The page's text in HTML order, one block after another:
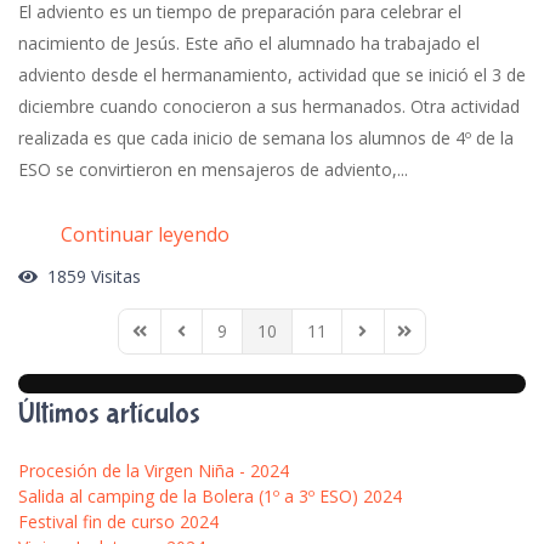
El adviento es un tiempo de preparación para celebrar el
nacimiento de Jesús. Este año el alumnado ha trabajado el
adviento desde el hermanamiento, actividad que se inició el 3 de
diciembre cuando conocieron a sus hermanados. Otra actividad
realizada es que cada inicio de semana los alumnos de 4º de la
ESO se convirtieron en mensajeros de adviento,...
Continuar leyendo
1859 Visitas
First PagePrevious Page
9 10 11 Next PageLast Page
Últimos artículos
Procesión de la Virgen Niña - 2024
Salida al camping de la Bolera (1º a 3º ESO) 2024
Festival fin de curso 2024